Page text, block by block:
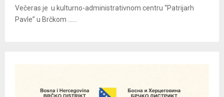
Večeras je u kulturno-administrativnom centru “Patrijarh
Pavle” u Brčkom ......